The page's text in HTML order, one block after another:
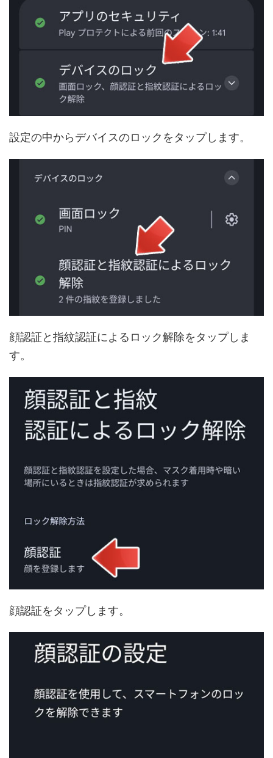
設定の中からデバイスのロックをタップします。
顔認証と指紋認証によるロック解除をタップしま
す。
顔認証をタップします。